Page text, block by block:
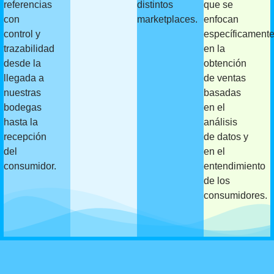
referencias
con
control y
trazabilidad
desde la
llegada a
nuestras
bodegas
hasta la
recepción
del
consumidor.
distintos
marketplaces.
que se
enfocan
específicamente
en la
obtención
de ventas
basadas
en el
análisis
de datos y
en el
entendimiento
de los
consumidores.